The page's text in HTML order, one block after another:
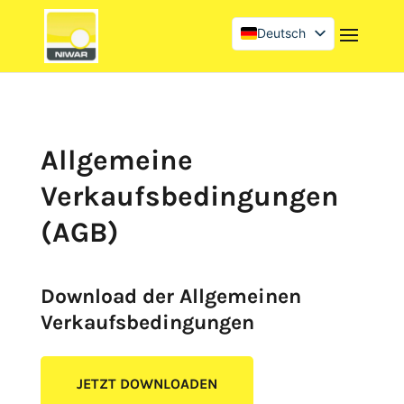
Deutsch
Allgemeine
Verkaufsbedingungen
(AGB)
Download der Allgemeinen
Verkaufsbedingungen
JETZT DOWNLOADEN